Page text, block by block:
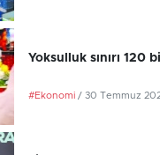
Yoksulluk sınırı 120
#Ekonomi / 30 Temmuz